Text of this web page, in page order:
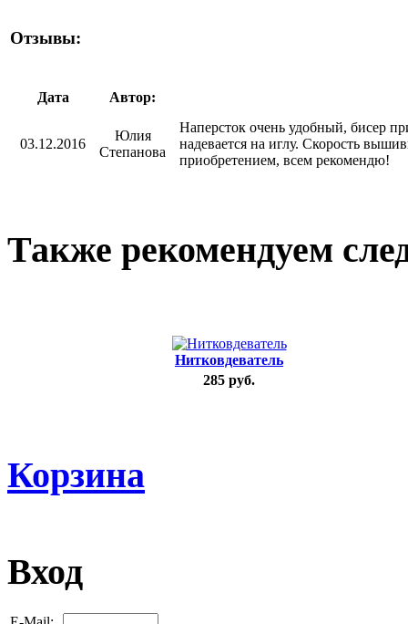
Отзывы:
Дата Автор:
03.12.2016
Юлия
Степанова
Наперсток очень удобный, бисер
надевается на иглу. Скорость
приобретением, всем рекомендю!
Также рекомендуем
Нитковдеватель
285 руб.
Корзина
Вход